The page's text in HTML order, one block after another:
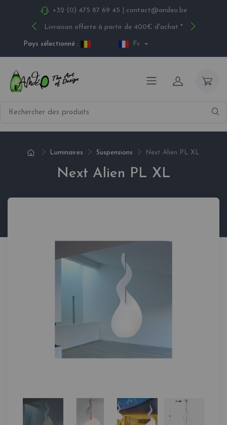
+32 (0) 475 87 69 45 contact@andeo.be
Livraison offerte à partir de 400€ d'achat *
Pays sélectionné : Fr
Luminaires Suspensions Next Alien PL XL
Next Alien PL XL